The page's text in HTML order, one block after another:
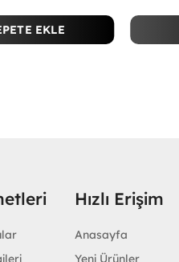
EKLE
Hızlı Erişim
Anasayfa
Yeni Ürünler